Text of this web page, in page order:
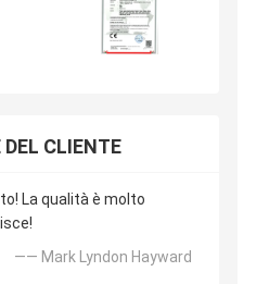
DEL CLIENTE
La qualità è molto
—— Mark Lyndon Hayward